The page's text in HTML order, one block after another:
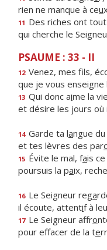
rien ne manque à ceu
11 Des riches ont
qui cherche le
PSAUME : 33 - II
12 Venez, mes fls,
que je vous enseigne
13 Qui donc aime la vie
et désire les jours où
14 Garde ta langue du
et tes lèvres des par
15 Évite le mal, fais
poursuis la paix,
16 Le Seigneur rega
il écoute, attentif à
17 Le Seigneur affro
pour effacer de la te